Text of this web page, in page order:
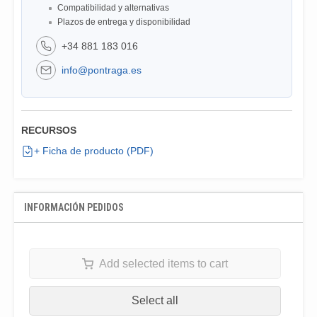
Compatibilidad y alternativas
Plazos de entrega y disponibilidad
+34 881 183 016
info@pontraga.es
RECURSOS
+ Ficha de producto (PDF)
INFORMACIÓN PEDIDOS
Add selected items to cart
Select all